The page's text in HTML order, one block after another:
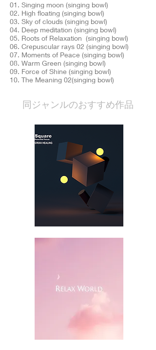
01. Singing moon (singing bowl)
02. High floating (singing bowl)
03. Sky of clouds (singing bowl)
04. Deep meditation (singing bowl)
05. Roots of Relaxation (singing bowl)
06. Crepuscular rays 02 (singing bowl)
07. Moments of Peace (singing bowl)
08. Warm Green (singing bowl)
09. Force of Shine (singing bowl)
10. The Meaning 02(singing bowl)
​同ジャンルのおすすめ作品